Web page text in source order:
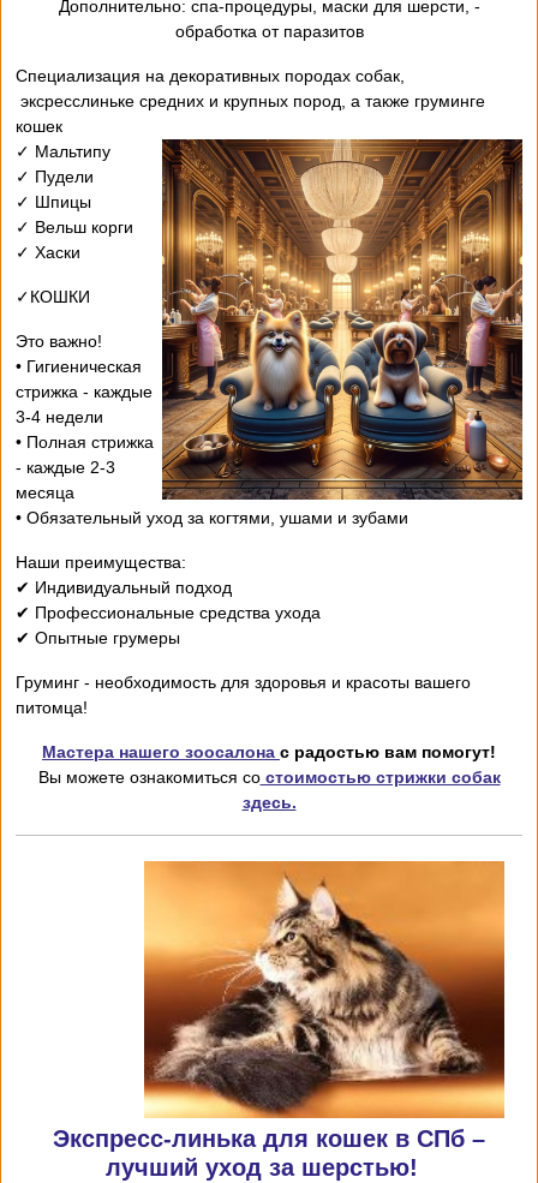
- Дополнительно: спа-процедуры, маски для шерсти,
обработка от паразитов
Специализация на декоративных породах собак,
эксресслиньке средних и крупных пород, а также груминге
кошек
✓ Мальтипу
✓ Пудели
✓ Шпицы
✓ Вельш корги
✓ Хаски
✓КОШКИ
Это важно!
• Гигиеническая
стрижка - каждые
3-4 недели
• Полная стрижка
- каждые 2-3
месяца
• Обязательный уход за когтями, ушами и зубами
Наши преимущества:
✔ Индивидуальный подход
✔ Профессиональные средства ухода
✔ Опытные грумеры
Груминг - необходимость для здоровья и красоты вашего
питомца!
Мастера нашего зоосалона с радостью вам помогут!
Вы можете ознакомиться состоимостью стрижки собак
здесь.
Экспресс-линька для кошек в СПб –
лучший уход за шерстью!